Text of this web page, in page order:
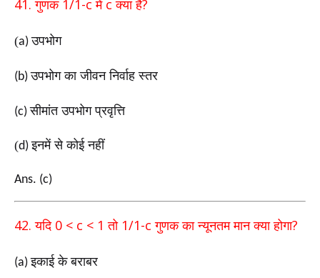
41.गुणक 1/1-cमें cक्या है?
(a)उपभोग
(b)उपभोग का जीवन निर्वाह स्तर
(c)सीमांत उपभोग प्रवृत्ति
(d)इनमें से कोई नहीं
Ans. (c)
42.यदि 0 < c < 1तो 1/1-c गुणक का न्यूनतम मान क्या होगा?
(a)इकाई के बराबर